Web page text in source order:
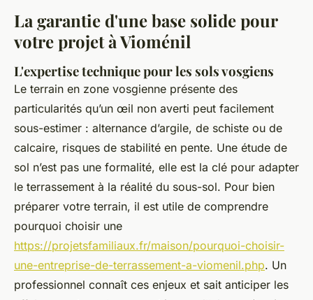
La garantie d'une base solide pour
votre projet à Vioménil
L'expertise technique pour les sols vosgiens
Le terrain en zone vosgienne présente des
particularités qu’un œil non averti peut facilement
sous-estimer : alternance d’argile, de schiste ou de
calcaire, risques de stabilité en pente. Une étude de
sol n’est pas une formalité, elle est la clé pour adapter
le terrassement à la réalité du sous-sol. Pour bien
préparer votre terrain, il est utile de comprendre
pourquoi choisir une
https://projetsfamiliaux.fr/maison/pourquoi-choisir-
une-entreprise-de-terrassement-a-viomenil.php. Un
professionnel connaît ces enjeux et sait anticiper les